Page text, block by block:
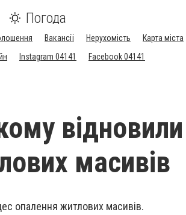
Погода
Вакансії Нерухомість
Карта міста
Instagram 04141 Facebook 04141
відновили
масивів
опалення житлових масивів.